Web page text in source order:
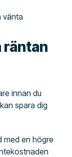
vänta
räntan
innan du
spara dig
med en högre